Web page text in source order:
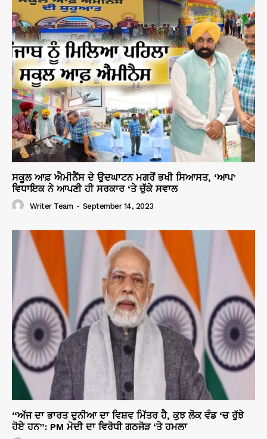
ਸਕੂਲ ਆਫ਼ ਐਮੀਨੈਂਸ ਦੇ ਉਦਘਾਟਨ ਮਗਰੋਂ ਭਖੀ ਸਿਆਸਤ, ‘ਆਪ’
ਵਿਧਾਇਕ ਨੇ ਆਪਣੀ ਹੀ ਸਰਕਾਰ ‘ਤੇ ਚੁੱਕੇ ਸਵਾਲ
Writer Team - September 14, 2023
“ਅੱਜ ਦਾ ਭਾਰਤ ਦੁਨੀਆ ਦਾ ਵਿਸ਼ਵ ਮਿੱਤਰ ਹੈ, ਕੁਝ ਲੋਕ ਵੰਡ ‘ਚ ਰੁੱਝੇ
ਹੋਏ ਹਨ”: PM ਮੋਦੀ ਦਾ ਵਿਰੋਧੀ ਗਠਜੋੜ ‘ਤੇ ਹਮਲਾ